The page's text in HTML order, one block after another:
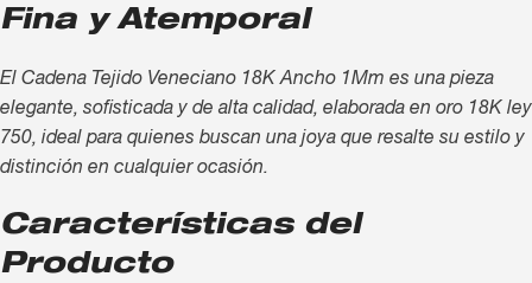
Fina y Atemporal
El Cadena Tejido Veneciano 18K Ancho 1Mm es una pieza
elegante, sofisticada y de alta calidad, elaborada en oro 18K ley
750, ideal para quienes buscan una joya que resalte su estilo y
distinción en cualquier ocasión.
Características del
Producto